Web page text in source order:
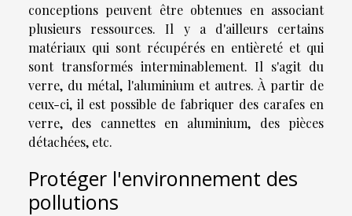
conceptions peuvent être obtenues en associant
plusieurs ressources. Il y a d'ailleurs certains
matériaux qui sont récupérés en entièreté et qui
sont transformés interminablement. Il s'agit du
verre, du métal, l'aluminium et autres. À partir de
ceux-ci, il est possible de fabriquer des carafes en
verre, des cannettes en aluminium, des pièces
détachées, etc.
Protéger l'environnement des
pollutions